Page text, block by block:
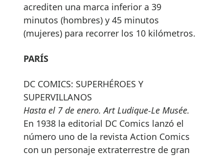
acrediten una marca inferior a 39
minutos (hombres) y 45 minutos
(mujeres) para recorrer los 10 kilómetros.
PARÍS
DC COMICS: SUPERHÉROES Y
SUPERVILLANOS
Hasta el 7 de enero. Art Ludique-Le Musée.
En 1938 la editorial DC Comics lanzó el
número uno de la revista Action Comics
con un personaje extraterrestre de gran